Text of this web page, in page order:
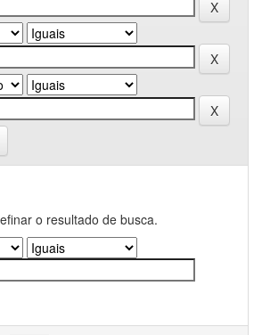
o resultado de busca.